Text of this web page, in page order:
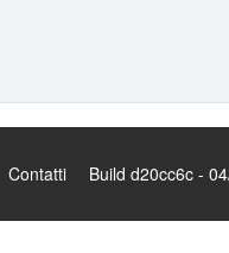
Contatti Build d20cc6c -